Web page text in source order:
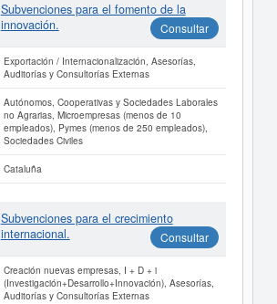
Subvenciones para el fomento de la
innovación.
Consultar
Exportación / Internacionalización, Asesorías,
Auditorías y Consultorías Externas
Autónomos, Cooperativas y Sociedades Laborales
no Agrarias, Microempresas (menos de 10
empleados), Pymes (menos de 250 empleados),
Sociedades Civiles
Cataluña
Subvenciones para el crecimiento
internacional.
Consultar
Creación nuevas empresas, I + D + i
(Investigación+Desarrollo+Innovación), Asesorías,
Auditorías y Consultorías Externas